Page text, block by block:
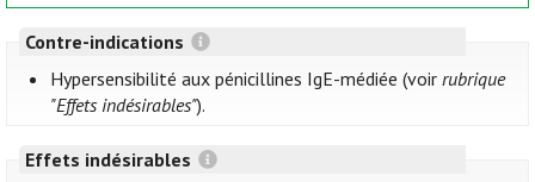
Contre-indications
Hypersensibilité aux pénicillines IgE-médiée (voirrubrique
"Effets indésirables").
Effets indésirables